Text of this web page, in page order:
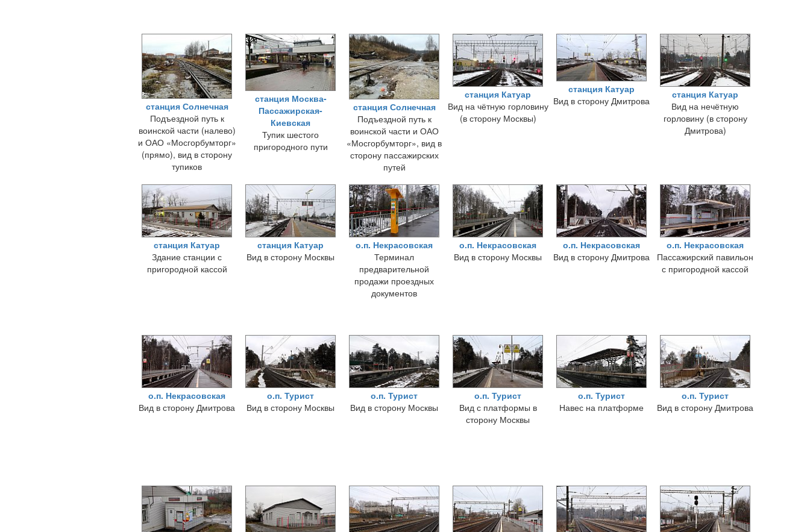
станция Солнечная
Подъездной путь к
воинской части (налево)
и ОАО «Мосгорбумторг»
(прямо), вид в сторону
тупиков
станция Москва-
Пассажирская-
Киевская
Тупик шестого
пригородного пути
станция Солнечная
Подъездной путь к
воинской части и ОАО
«Мосгорбумторг», вид в
сторону пассажирских
путей
станция Катуар
Вид на чётную горловину
(в сторону Москвы)
станция Катуар
Вид в сторону Дмитрова
станция Катуар
Вид на нечётную
горловину (в сторону
Дмитрова)
станция Катуар
Здание станции с
пригородной кассой
станция Катуар
Вид в сторону Москвы
о.п. Некрасовская
Терминал
предварительной
продажи проездных
документов
о.п. Некрасовская
Вид в сторону Москвы
о.п. Некрасовская
Вид в сторону Дмитрова
о.п. Некрасовская
Пассажирский павильон
с пригородной кассой
о.п. Некрасовская
Вид в сторону Дмитрова
о.п. Турист
Вид в сторону Москвы
о.п. Турист
Вид в сторону Москвы
о.п. Турист
Вид с платформы в
сторону Москвы
о.п. Турист
Навес на платформе
о.п. Турист
Вид в сторону Дмитрова